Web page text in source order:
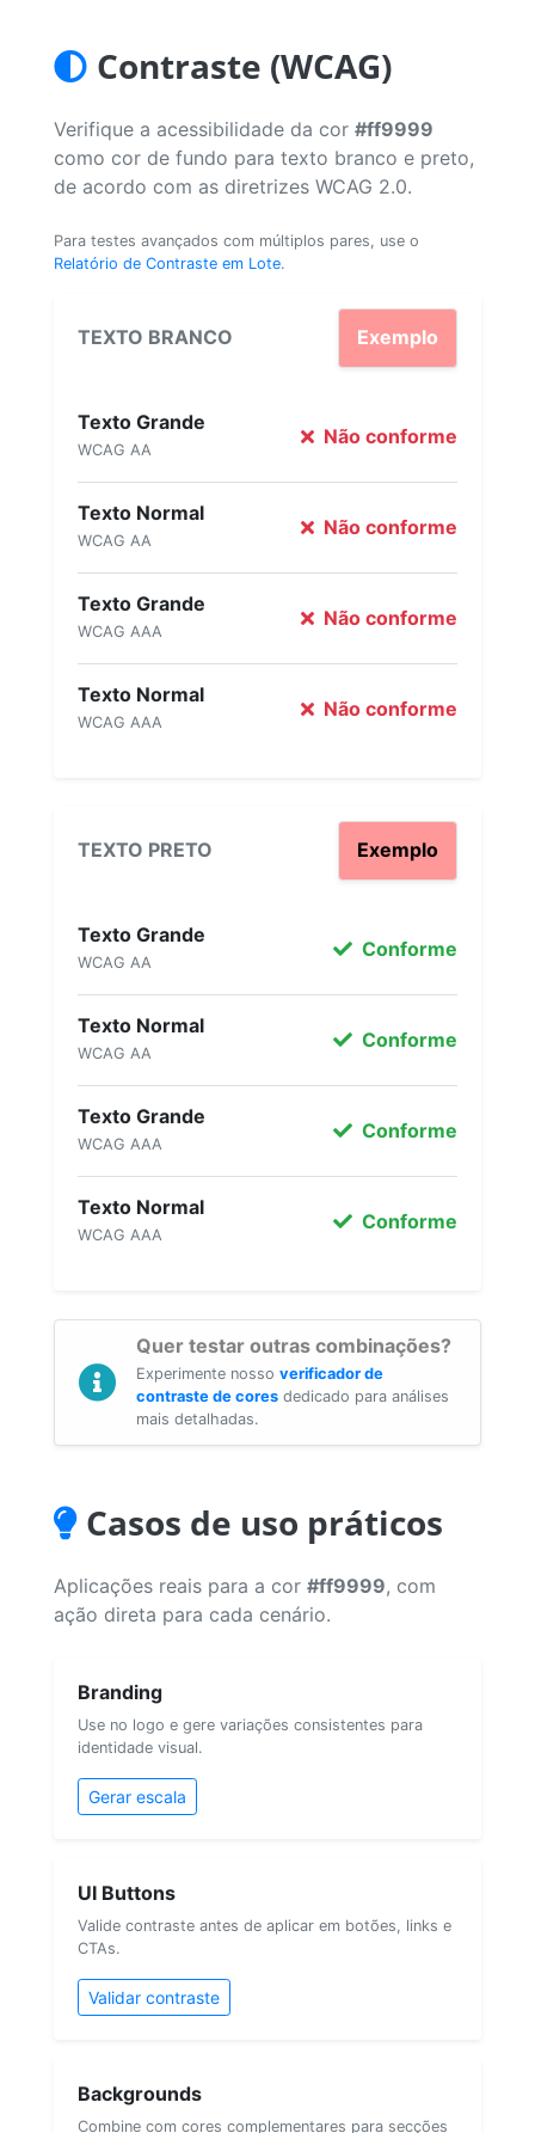
Contraste (WCAG)
Verifique a acessibilidade da cor #ff9999
como cor de fundo para texto branco e preto,
de acordo com as diretrizes WCAG 2.0.
Para testes avançados com múltiplos pares, use o
Relatório de Contraste em Lote.
TEXTO BRANCO Exemplo
Texto Grande
WCAG AA
Não conforme
Texto Normal
WCAG AA
Não conforme
Texto Grande
WCAG AAA
Não conforme
Texto Normal
WCAG AAA
Não conforme
TEXTO PRETO Exemplo
Texto Grande
WCAG AA
Conforme
Texto Normal
WCAG AA
Conforme
Texto Grande
WCAG AAA
Conforme
Texto Normal
WCAG AAA
Conforme
Quer testar outras combinações?
Experimente nosso verificador de
contraste de cores dedicado para análises
mais detalhadas.
Casos de uso práticos
Aplicações reais para a cor #ff9999, com
ação direta para cada cenário.
Branding
Use no logo e gere variações consistentes para
identidade visual.
Gerar escala
UI Buttons
Valide contraste antes de aplicar em botões, links e
CTAs.
Validar contraste
Backgrounds
Combine com cores complementares para secções